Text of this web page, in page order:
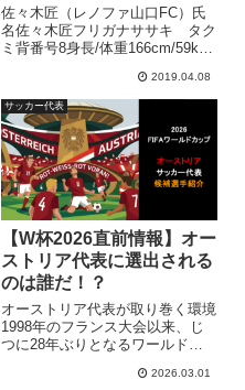
佐々木匠（レノファ山口FC）氏
名佐々木匠フリガナササキ タク
ミ背番号8身長/体重166cm/59kg
身地宮城佐々木匠選手は、ベガル
タ仙台ユースからベガルタ仙台へ
入団した、ベガルタ仙台サポータ
から大きな期...
2019.04.08
サッカー代表
【W杯2026直前情報】オー
ストリア代表に選出される
のは誰だ！？
オーストリア代表が取り巻く環境
1998年のフランス大会以来、じ
つに28年ぶりとなるワールドカ
ア代表（通称：Das Team）。こ
2026.03.01